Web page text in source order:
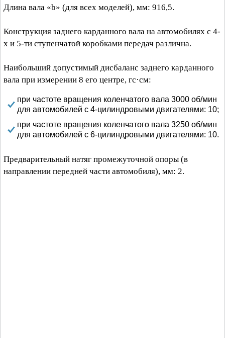
Длина вала «b» (для всех моделей), мм: 916,5.
Конструкция заднего карданного вала на автомобилях с 4-
х и 5-ти ступенчатой коробками передач различна.
Наибольший допустимый дисбаланс заднего карданного
вала при измерении 8 его центре, гс·см:
при частоте вращения коленчатого вала 3000 об/мин
для автомобилей с 4-цилиндровыми двигателями: 10;
при частоте вращения коленчатого вала 3250 об/мин
для автомобилей с 6-цилиндровыми двигателями: 10.
Предварительный натяг промежуточной опоры (в
направлении передней части автомобиля), мм: 2.